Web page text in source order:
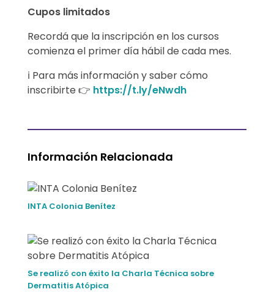
e
c
n
Cupos limitados
Recordá que la inscripción en los cursos
comienza el primer día hábil de cada mes.
ℹ️ Para más información y saber cómo
inscribirte 👉 https://t.ly/eNwdh
Información Relacionada
INTA Colonia Benítez
Se realizó con éxito la Charla Técnica sobre
Dermatitis Atópica